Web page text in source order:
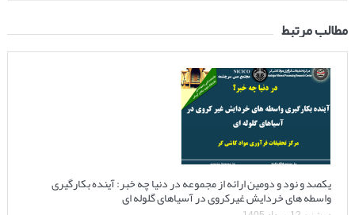
مطالب مرتبط
یکصد و نود و دومین ارائه از مجموعه در دنیا چه خبر: آینده بکارگیری
واسطه های خردایش غیرکروی در آسیاهای گلوله ای